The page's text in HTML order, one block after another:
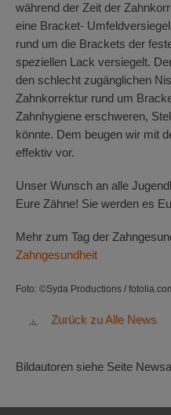
während der Zeit der
eine Bracket-
rund um die Brackets der
speziellen Lack versiegelt.
den schlecht zugänglichen
Zahnkorrektur rund um
Zahnhygiene erschweren,
könnte. Dem beugen wir mit
effektiv vor.
Unser Wunsch an alle
Eure Zähne! Sie werden es
Mehr zum Tag der
Zahngesundheit
Foto: ©Syda Productions /
Zurück zu Alle News
Bildautoren siehe Seite